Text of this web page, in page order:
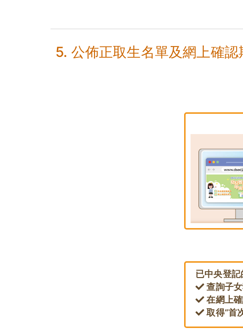
5. 公佈正取生名單及網上確認
已中央登記
查詢子
在網上
取得“首